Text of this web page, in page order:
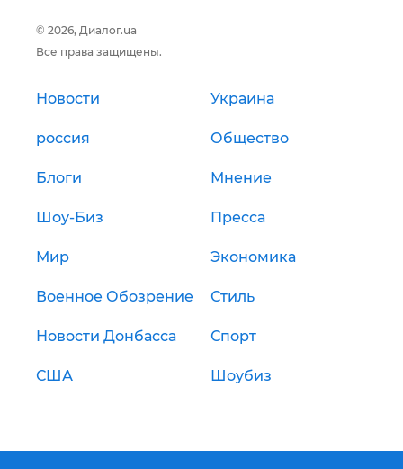
© 2026, Диалог.ua
Все права защищены.
Новости Украина
россия Общество
Блоги Мнение
Шоу-Биз Пресса
Мир Экономика
Военное Обозрение Стиль
Новости Донбасса Спорт
США Шоубиз